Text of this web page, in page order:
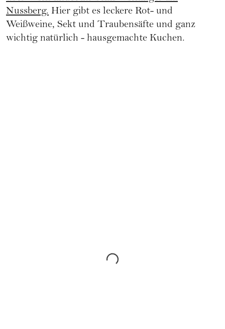
Nussberg. Hier gibt es leckere Rot- und
Weißweine, Sekt und Traubensäfte und ganz
wichtig natürlich - hausgemachte Kuchen.